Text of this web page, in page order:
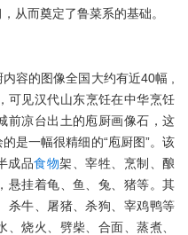
从而奠定了鲁菜系的基础。
容的图像全国大约有近40幅 ,
可见汉代山东烹饪在中华烹饪
前凉台出土的庖厨画像石，这
是一幅很精细的“庖厨图”。该
成品食物架、宰牲、烹制、酿
悬挂着龟、鱼、兔、猪等。其
杀牛、屠猪、杀狗、宰鸡鸭等
烧火、劈柴、合面、蒸煮、